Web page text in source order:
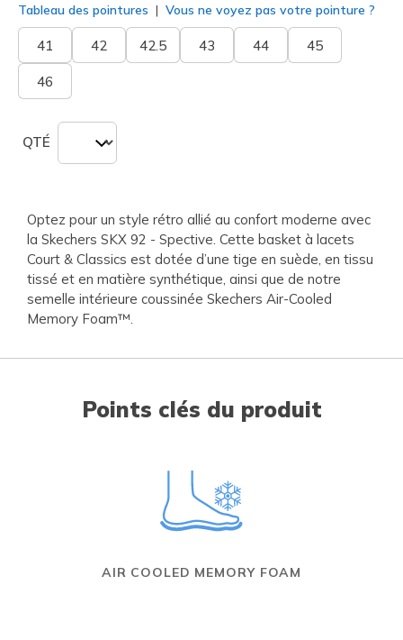
Tableau des pointures Vous ne voyez pas votre pointure ?
41 42 42.5 43 44 45
46
QTÉ
Optez pour un style rétro allié au confort moderne avec
la Skechers SKX 92 - Spective. Cette basket à lacets
Court & Classics est dotée d’une tige en suède, en tissu
tissé et en matière synthétique, ainsi que de notre
semelle intérieure coussinée Skechers Air-Cooled
Memory Foam™.
Points clés du produit
AIR COOLED MEMORY FOAM